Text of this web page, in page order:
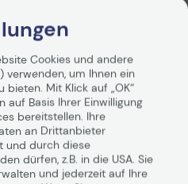
und
bevor sie in
Cookies und andere
verwenden, um Ihnen ein
Mit Klick auf „OK“
auf Basis Ihrer Einwilligung
bereitstellen. Ihre
an Drittanbieter
und durch diese
dürfen, z.B. in die USA. Sie
und jederzeit auf Ihre